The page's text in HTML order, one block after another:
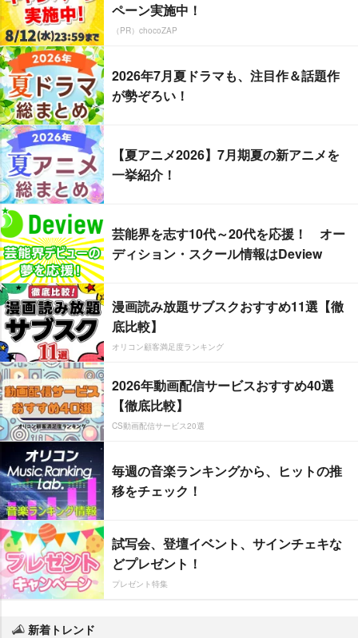
ペーン実施中！
（PR）chocoZAP
2026年7月夏ドラマも、注目作＆話題作
が勢ぞろい！
【夏アニメ2026】7月期夏の新アニメを
一挙紹介！
芸能界を志す10代～20代を応援！ オー
ディション・スクール情報はDeview
漫画読み放題サブスクおすすめ11選【徹
底比較】
オリコン顧客満足度ランキング
2026年動画配信サービスおすすめ40選
【徹底比較】
CS動画配信サービス20選
毎週の音楽ランキングから、ヒットの推
移をチェック！
試写会、登壇イベント、サインチェキな
どプレゼント！
プレゼント特集
新着トレンド